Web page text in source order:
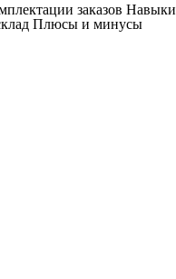
заказов Навыки
Плюсы и минусы